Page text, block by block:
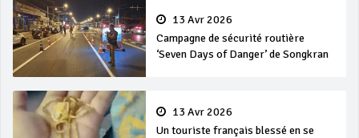
13 Avr 2026
Campagne de sécurité routière
‘Seven Days of Danger’ de Songkran
13 Avr 2026
Un touriste français blessé en se